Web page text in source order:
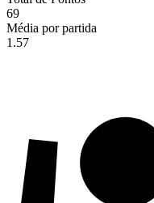
69
Média por partida
1.57